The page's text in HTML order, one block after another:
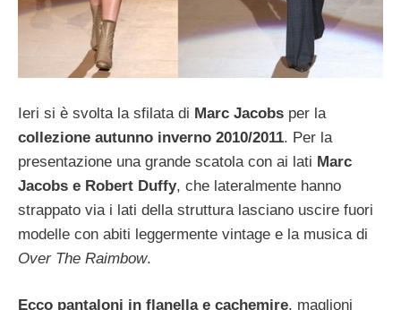
Ieri si è svolta la sfilata di Marc Jacobs per la
collezione autunno inverno 2010/2011. Per la
presentazione una grande scatola con ai lati Marc
Jacobs e Robert Duffy, che lateralmente hanno
strappato via i lati della struttura lasciano uscire fuori
modelle con abiti leggermente vintage e la musica di
Over The Raimbow.
Ecco pantaloni in flanella e cachemire, maglioni